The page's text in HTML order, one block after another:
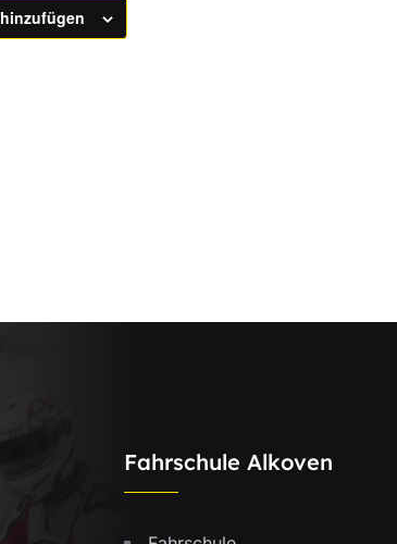
Fahrschule Alkoven